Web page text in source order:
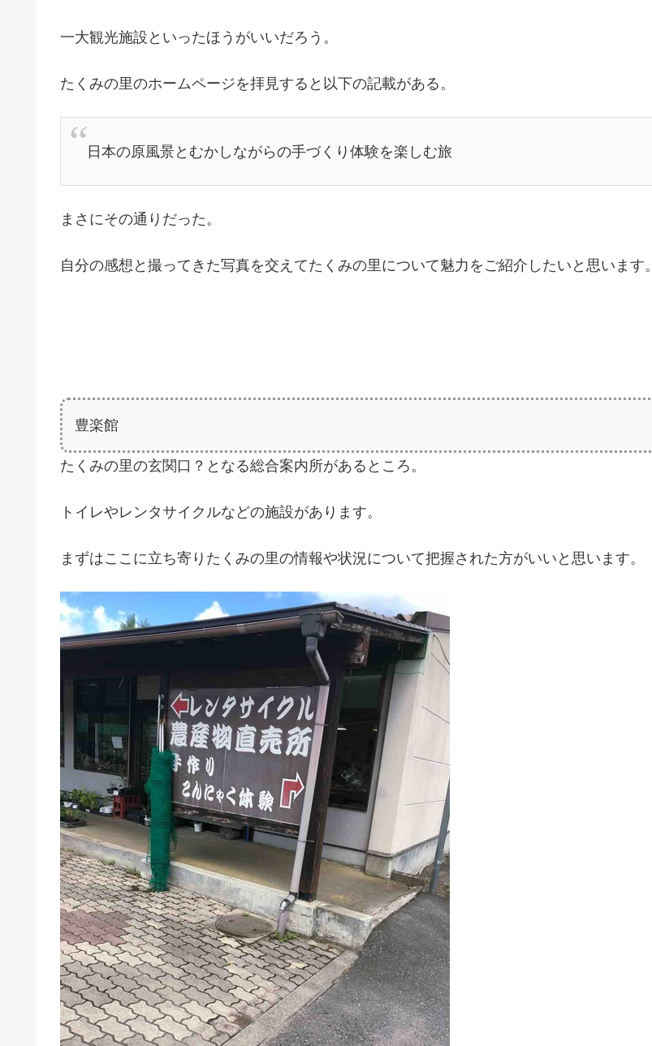
一大観光施設といったほうがいいだろう。
たくみの里のホームページを拝見すると以下の記載がある。
日本の原風景とむかしながらの手づくり体験を楽しむ旅
まさにその通りだった。
自分の感想と撮ってきた写真を交えてたくみの里について魅力をご紹介したいと思います。
豊楽館
たくみの里の玄関口？となる総合案内所があるところ。
トイレやレンタサイクルなどの施設があります。
まずはここに立ち寄りたくみの里の情報や状況について把握された方がいいと思います。